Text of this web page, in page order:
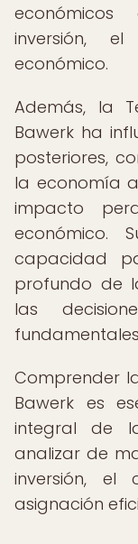
inversión,
económico.
Además, la
Bawerk ha
posteriores,
la economía
impacto
económico.
capacidad
profundo de
las
Comprender
Bawerk es
integral de
analizar de
inversión, el
asignación